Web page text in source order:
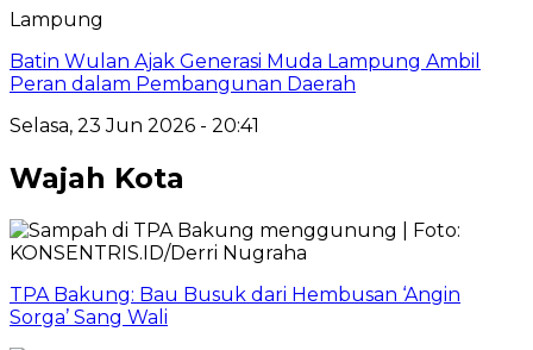
Lampung
Batin Wulan Ajak Generasi Muda Lampung Ambil
Peran dalam Pembangunan Daerah
Selasa, 23 Jun 2026 - 20:41
Wajah Kota
TPA Bakung: Bau Busuk dari Hembusan ‘Angin
Sorga’ Sang Wali